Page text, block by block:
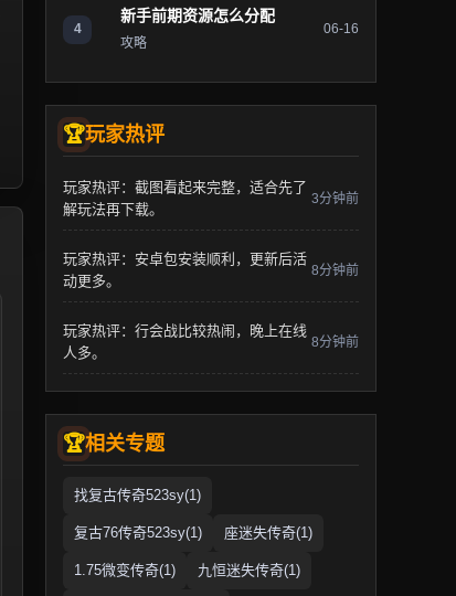
4
新手前期资源怎么分配
攻略
06-16
玩家热评
玩家热评：截图看起来完整，适合先了
解玩法再下载。
3分钟前
玩家热评：安卓包安装顺利，更新后活
动更多。
8分钟前
玩家热评：行会战比较热闹，晚上在线
人多。
8分钟前
相关专题
找复古传奇523sy(1)
复古76传奇523sy(1) 座迷失传奇(1)
1.75微变传奇(1) 九恒迷失传奇(1)